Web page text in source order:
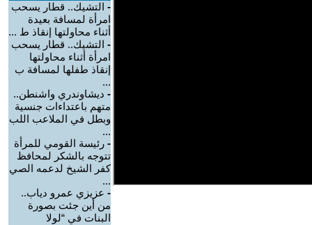
- التشيك.. قطار يسحب
امرأة لمسافة بعيدة
أثناء محاولتها إنقاذ ط ...
- التشيك.. قطار يسحب
امرأة أثناء محاولتها
إنقاذ طفلها لمسافة ب
...
- ديشاوندري واشنطن..
متهم باعتداءات جنسية
وبطل في الملاعب اللب
...
- رئيسة القومي للمرأة
تتوجه بالشكر لمحافظ
كفر الشيخ لدعمه الصي
...
- عزيزي عمرو دياب..
من أين جئت بصورة
البنات في “لولا